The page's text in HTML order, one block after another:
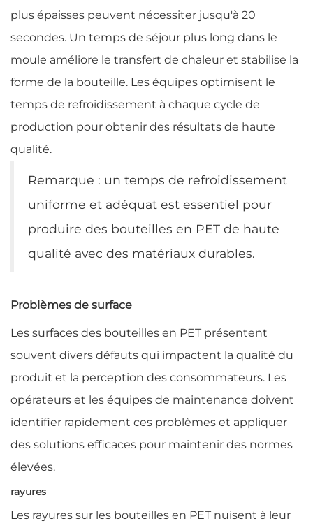
plus épaisses peuvent nécessiter jusqu'à 20
secondes. Un temps de séjour plus long dans le
moule améliore le transfert de chaleur et stabilise la
forme de la bouteille. Les équipes optimisent le
temps de refroidissement à chaque cycle de
production pour obtenir des résultats de haute
qualité.
Remarque : un temps de refroidissement
uniforme et adéquat est essentiel pour
produire des bouteilles en PET de haute
qualité avec des matériaux durables.
Problèmes de surface
Les surfaces des bouteilles en PET présentent
souvent divers défauts qui impactent la qualité du
produit et la perception des consommateurs. Les
opérateurs et les équipes de maintenance doivent
identifier rapidement ces problèmes et appliquer
des solutions efficaces pour maintenir des normes
élevées.
rayures
Les rayures sur les bouteilles en PET nuisent à leur